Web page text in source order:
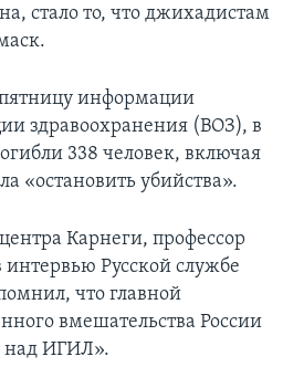
стало то, что джихадистам
информации
здравоохранения (ВОЗ), в
338 человек, включая
«остановить убийства».
Карнеги, профессор
интервью Русской службе
что главной
вмешательства России
над ИГИЛ».